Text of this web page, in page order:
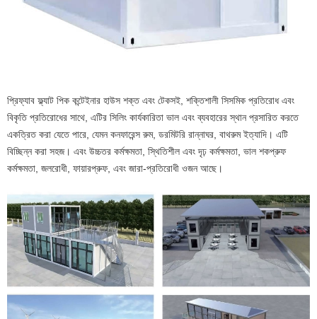
প্রিফ্যাব ফ্ল্যাট পিক কন্টেইনার হাউস শক্ত এবং টেকসই, শক্তিশালী সিসমিক প্রতিরোধ এবং
বিকৃতি প্রতিরোধের সাথে, এটির সিলিং কার্যকারিতা ভাল এবং ব্যবহারের স্থান প্রসারিত করতে
একত্রিত করা যেতে পারে, যেমন কনফারেন্স রুম, ডরমিটরি রান্নাঘর, বাথরুম ইত্যাদি। এটি
বিচ্ছিন্ন করা সহজ। এবং উচ্চতর কর্মক্ষমতা, স্থিতিশীল এবং দৃঢ় কর্মক্ষমতা, ভাল শকপ্রুফ
কর্মক্ষমতা, জলরোধী, ফায়ারপ্রুফ, এবং জারা-প্রতিরোধী ওজন আছে।